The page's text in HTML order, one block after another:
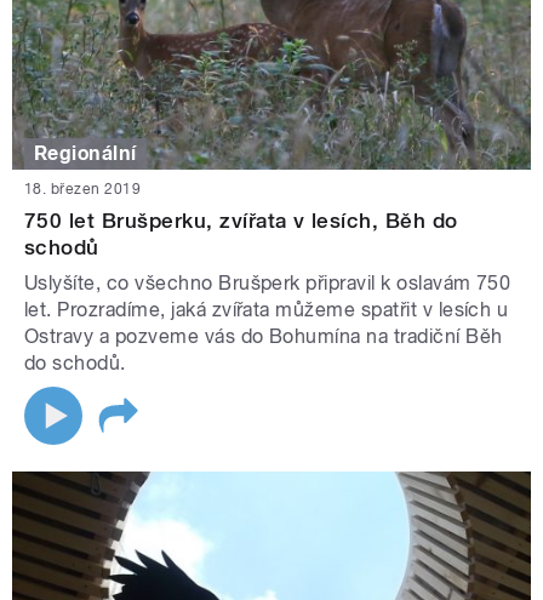
Regionální
18. březen 2019
750 let Brušperku, zvířata v lesích, Běh do
schodů
Uslyšíte, co všechno Brušperk připravil k oslavám 750
let. Prozradíme, jaká zvířata můžeme spatřit v lesích u
Ostravy a pozveme vás do Bohumína na tradiční Běh
do schodů.